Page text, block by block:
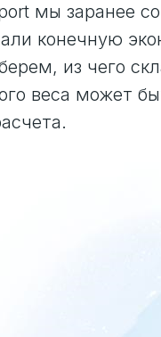
мы заранее
конечную
из чего
веса может